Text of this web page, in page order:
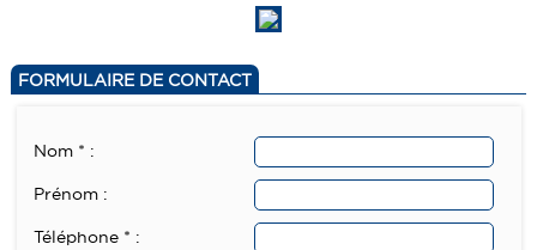
FORMULAIRE DE CONTACT
Nom * :
Prénom :
Téléphone * :